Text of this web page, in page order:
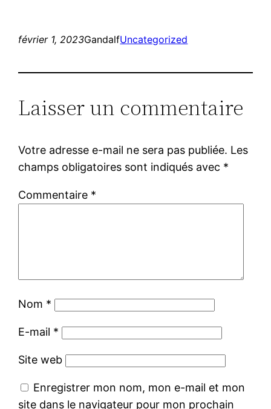
février 1, 2023GandalfUncategorized
Laisser un commentaire
Votre adresse e-mail ne sera pas publiée. Les
champs obligatoires sont indiqués avec *
Commentaire *
Nom *
E-mail *
Site web
Enregistrer mon nom, mon e-mail et mon
site dans le navigateur pour mon prochain